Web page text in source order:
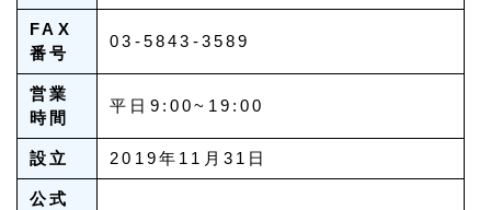
FAX
番号
03-5843-3589
営業
時間
平日9:00~19:00
設立 2019年11月31日
公式